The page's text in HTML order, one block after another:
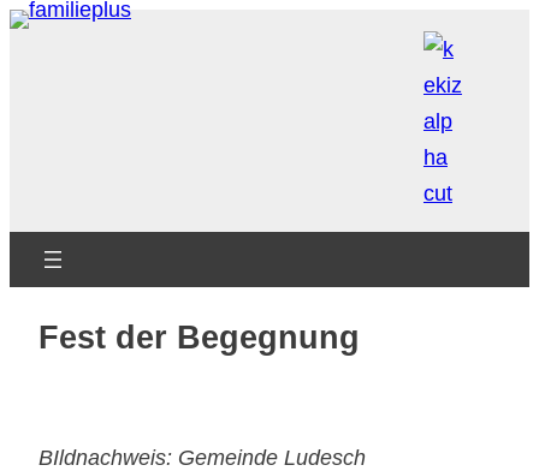
Zum
Fest der Begegnung
BIldnachweis: Gemeinde Ludesch